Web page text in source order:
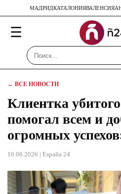
МАДРИДКАТАЛОНИЯВАЛЕНСИЯ
☰
← ВСЕ НОВОСТИ
Клиентка
помогал всем и
огромных
16.06.2026 | España 24